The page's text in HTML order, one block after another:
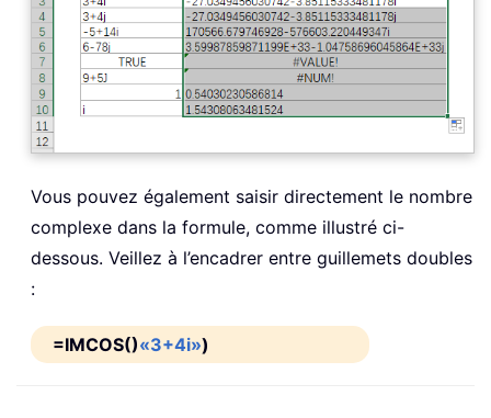
Vous pouvez également saisir directement le nombre
complexe dans la formule, comme illustré ci-
dessous. Veillez à l’encadrer entre guillemets doubles
:
=IMCOS()«3+4i»)